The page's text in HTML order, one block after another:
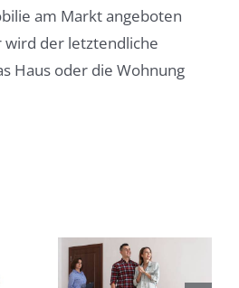
am Markt angeboten
der letztendliche
Haus oder die Wohnung
Typische